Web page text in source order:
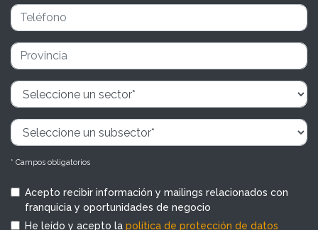
* Campos obligatorios
Acepto recibir información y mailings relacionados con
franquicia y oportunidades de negocio
He leído y acepto la política de protección de datos